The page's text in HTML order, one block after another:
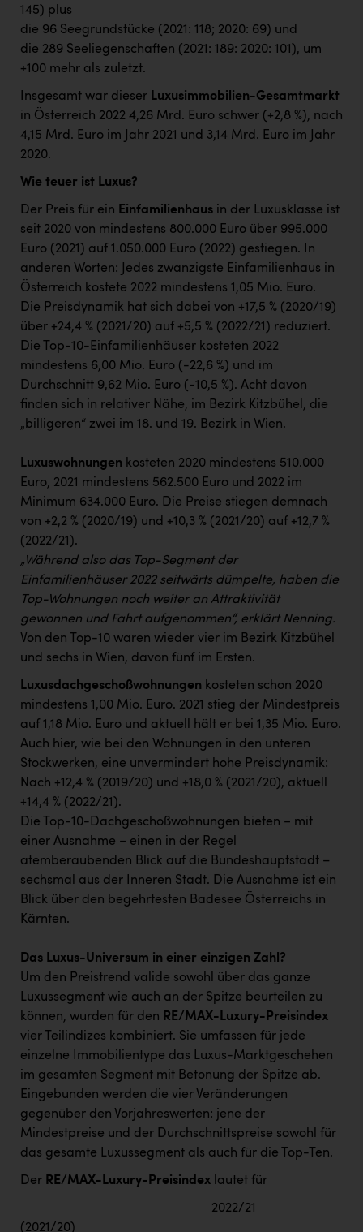
145) plus
die 96 Seegrundstücke (2021: 118; 2020: 69) und
die 289 Seeliegenschaften (2021: 189: 2020: 101), um
+100 mehr als zuletzt.
Insgesamt war dieser Luxusimmobilien-Gesamtmarkt
in Österreich 2022 4,26 Mrd. Euro schwer (+2,8 %), nach
4,15 Mrd. Euro im Jahr 2021 und 3,14 Mrd. Euro im Jahr
2020.
Wie teuer ist Luxus?
Der Preis für ein Einfamilienhaus in der Luxusklasse ist
seit 2020 von mindestens 800.000 Euro über 995.000
Euro (2021) auf 1.050.000 Euro (2022) gestiegen. In
anderen Worten: Jedes zwanzigste Einfamilienhaus in
Österreich kostete 2022 mindestens 1,05 Mio. Euro.
Die Preisdynamik hat sich dabei von +17,5 % (2020/19)
über +24,4 % (2021/20) auf +5,5 % (2022/21) reduziert.
Die Top-10-Einfamilienhäuser kosteten 2022
mindestens 6,00 Mio. Euro (-22,6 %) und im
Durchschnitt 9,62 Mio. Euro (-10,5 %). Acht davon
finden sich in relativer Nähe, im Bezirk Kitzbühel, die
„billigeren“ zwei im 18. und 19. Bezirk in Wien.
Luxuswohnungen kosteten 2020 mindestens 510.000
Euro, 2021 mindestens 562.500 Euro und 2022 im
Minimum 634.000 Euro. Die Preise stiegen demnach
von +2,2 % (2020/19) und +10,3 % (2021/20) auf +12,7 %
(2022/21).
„Während also das Top-Segment der
Einfamilienhäuser 2022 seitwärts dümpelte, haben die
Top-Wohnungen noch weiter an Attraktivität
gewonnen und Fahrt aufgenommen“, erklärt Nenning.
Von den Top-10 waren wieder vier im Bezirk Kitzbühel
und sechs in Wien, davon fünf im Ersten.
Luxusdachgeschoßwohnungen kosteten schon 2020
mindestens 1,00 Mio. Euro. 2021 stieg der Mindestpreis
auf 1,18 Mio. Euro und aktuell hält er bei 1,35 Mio. Euro.
Auch hier, wie bei den Wohnungen in den unteren
Stockwerken, eine unvermindert hohe Preisdynamik:
Nach +12,4 % (2019/20) und +18,0 % (2021/20), aktuell
+14,4 % (2022/21).
Die Top-10-Dachgeschoßwohnungen bieten − mit
einer Ausnahme − einen in der Regel
atemberaubenden Blick auf die Bundeshauptstadt –
sechsmal aus der Inneren Stadt. Die Ausnahme ist ein
Blick über den begehrtesten Badesee Österreichs in
Kärnten.
Das Luxus-Universum in einer einzigen Zahl?
Um den Preistrend valide sowohl über das ganze
Luxussegment wie auch an der Spitze beurteilen zu
können, wurden für den RE/MAX-Luxury-Preisindex
vier Teilindizes kombiniert. Sie umfassen für jede
einzelne Immobilientype das Luxus-Marktgeschehen
im gesamten Segment mit Betonung der Spitze ab.
Eingebunden werden die vier Veränderungen
gegenüber den Vorjahreswerten: jene der
Mindestpreise und der Durchschnittspreise sowohl für
das gesamte Luxussegment als auch für die Top-Ten.
Der RE/MAX-Luxury-Preisindex lautet für
2022/21
(2021/20)